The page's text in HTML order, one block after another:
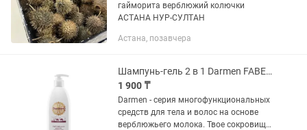
гайморита верблюжий колючки
АСТАНА НУР-СУЛТАН
Астана, позавчера
Шампунь-гель 2 в 1 Darmen FABERLIC
1 900 ₸
Darmen - серия многофункциональных
средств для тела и волос на основе
верблюжьего молока. Твое сокровище